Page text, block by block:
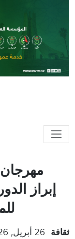
إبراز
ثقافة 26 أبريل, 2026